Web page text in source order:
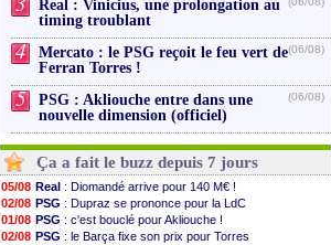
Real : Vinicius, une prolongation au
timing troublant
4
Mercato : le PSG reçoit le feu vert de
Ferran Torres !
(06/08)
5
PSG : Akliouche entre dans une
nouvelle dimension (officiel)
(06/08)
Ça a fait le buzz depuis 7 jours
05/08 Real : Diomandé arrive pour 140 M€ !
02/08 PSG : Dupraz se prononce pour la LdC
01/08 PSG : c'est bouclé pour Akliouche !
02/08 PSG : le Barça fixe son prix pour Torres